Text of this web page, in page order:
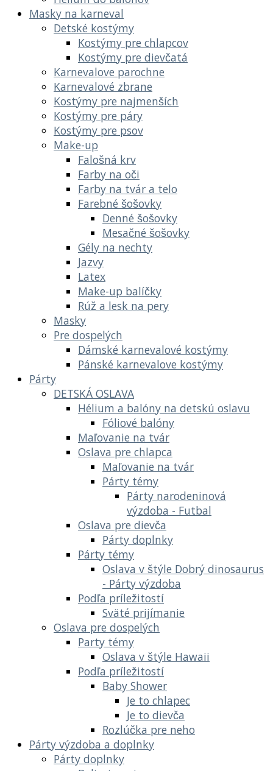
Masky na karneval
Detské kostýmy
Kostýmy pre chlapcov
Kostýmy pre dievčatá
Karnevalove parochne
Karnevalové zbrane
Kostýmy pre najmenších
Kostýmy pre páry
Kostýmy pre psov
Make-up
Falošná krv
Farby na oči
Farby na tvár a telo
Farebné šošovky
Denné šošovky
Mesačné šošovky
Gély na nechty
Jazvy
Latex
Make-up balíčky
Rúž a lesk na pery
Masky
Pre dospelých
Dámské karnevalové kostýmy
Pánské karnevalove kostýmy
Párty
DETSKÁ OSLAVA
Hélium a balóny na detskú oslavu
Fóliové balóny
Maľovanie na tvár
Oslava pre chlapca
Maľovanie na tvár
Párty témy
Párty narodeninová
výzdoba - Futbal
Oslava pre dievča
Párty doplnky
Párty témy
Oslava v štýle Dobrý dinosaurus
- Párty výzdoba
Podľa príležitostí
Sväté prijímanie
Oslava pre dospelých
Party témy
Oslava v štýle Hawaii
Podľa príležitostí
Baby Shower
Je to chlapec
Je to dievča
Rozlúčka pre neho
Párty výzdoba a doplnky
Párty doplnky